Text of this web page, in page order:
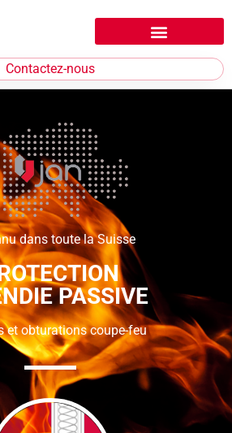
Contactez-nous
dans toute la Suisse
PASSIVE
et obturations coupe-feu